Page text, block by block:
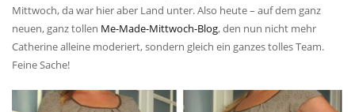
Mittwoch, da war hier aber Land unter. Also heute – auf dem ganz
neuen, ganz tollen Me-Made-Mittwoch-Blog, den nun nicht mehr
Catherine alleine moderiert, sondern gleich ein ganzes tolles Team.
Feine Sache!